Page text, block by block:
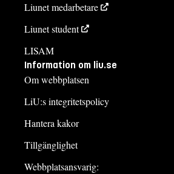
Liunet medarbetare
Liunet student
LISAM
Information om liu.se
Om webbplatsen
LiU:s integritetspolicy
Hantera kakor
Tillgänglighet
Webbplatsansvarig: